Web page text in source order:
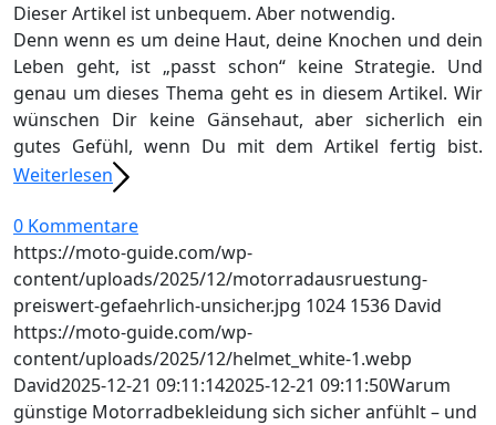
Dieser Artikel ist unbequem. Aber notwendig.
Denn wenn es um deine Haut, deine Knochen und dein
Leben geht, ist „passt schon“ keine Strategie. Und
genau um dieses Thema geht es in diesem Artikel. Wir
wünschen Dir keine Gänsehaut, aber sicherlich ein
gutes Gefühl, wenn Du mit dem Artikel fertig bist.
Weiterlesen
0 Kommentare
https://moto-guide.com/wp-
content/uploads/2025/12/motorradausruestung-
preiswert-gefaehrlich-unsicher.jpg 1024 1536 David
https://moto-guide.com/wp-
content/uploads/2025/12/helmet_white-1.webp
David2025-12-21 09:11:142025-12-21 09:11:50Warum
günstige Motorradbekleidung sich sicher anfühlt – und